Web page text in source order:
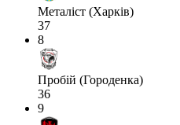
Металіст (Харків)
37
8
Пробій (Городенка)
36
9